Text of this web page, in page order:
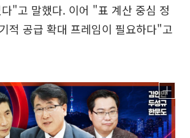
"고 말했다. 이어 "표 계산 중심 정
적 공급 확대 프레임이 필요하다"고